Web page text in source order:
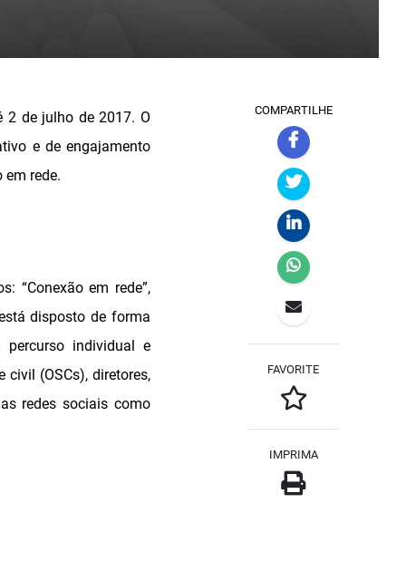
2 de julho de 2017. O
e de engajamento
em rede.
“Conexão em rede”,
disposto de forma
individual e
(OSCs), diretores,
redes sociais como
COMPARTILHE
FAVORITE
IMPRIMA